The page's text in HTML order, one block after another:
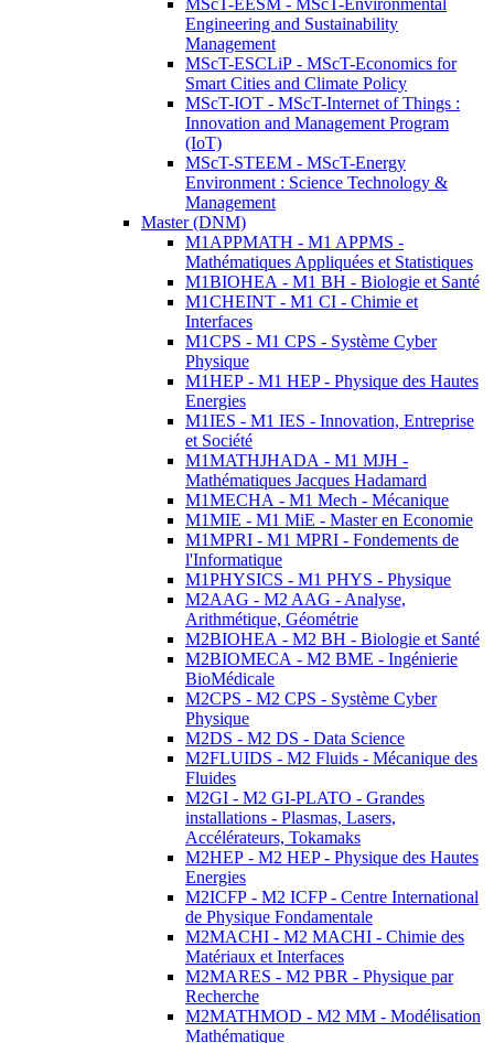
MScT-EESM - MScT-Environmental
Engineering and Sustainability
Management
MScT-ESCLiP - MScT-Economics for
Smart Cities and Climate Policy
MScT-IOT - MScT-Internet of Things :
Innovation and Management Program
(IoT)
MScT-STEEM - MScT-Energy
Environment : Science Technology &
Management
Master (DNM)
M1APPMATH - M1 APPMS -
Mathématiques Appliquées et Statistiques
M1BIOHEA - M1 BH - Biologie et Santé
M1CHEINT - M1 CI - Chimie et
Interfaces
M1CPS - M1 CPS - Système Cyber
Physique
M1HEP - M1 HEP - Physique des Hautes
Energies
M1IES - M1 IES - Innovation, Entreprise
et Société
M1MATHJHADA - M1 MJH -
Mathématiques Jacques Hadamard
M1MECHA - M1 Mech - Mécanique
M1MIE - M1 MiE - Master en Economie
M1MPRI - M1 MPRI - Fondements de
l'Informatique
M1PHYSICS - M1 PHYS - Physique
M2AAG - M2 AAG - Analyse,
Arithmétique, Géométrie
M2BIOHEA - M2 BH - Biologie et Santé
M2BIOMECA - M2 BME - Ingénierie
BioMédicale
M2CPS - M2 CPS - Système Cyber
Physique
M2DS - M2 DS - Data Science
M2FLUIDS - M2 Fluids - Mécanique des
Fluides
M2GI - M2 GI-PLATO - Grandes
installations - Plasmas, Lasers,
Accélérateurs, Tokamaks
M2HEP - M2 HEP - Physique des Hautes
Energies
M2ICFP - M2 ICFP - Centre International
de Physique Fondamentale
M2MACHI - M2 MACHI - Chimie des
Matériaux et Interfaces
M2MARES - M2 PBR - Physique par
Recherche
M2MATHMOD - M2 MM - Modélisation
Mathématique